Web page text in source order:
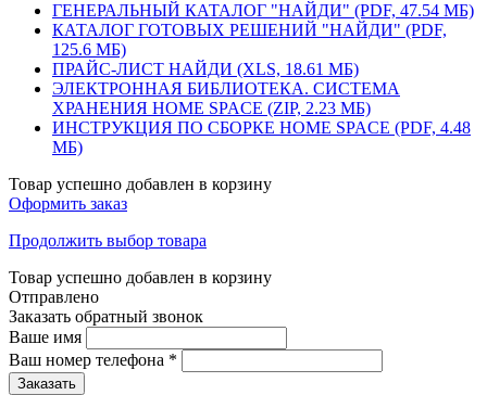
ГЕНЕРАЛЬНЫЙ КАТАЛОГ "НАЙДИ" (PDF, 47.54 МБ)
КАТАЛОГ ГОТОВЫХ РЕШЕНИЙ "НАЙДИ" (PDF,
125.6 МБ)
ПРАЙС-ЛИСТ НАЙДИ (XLS, 18.61 МБ)
ЭЛЕКТРОННАЯ БИБЛИОТЕКА. СИСТЕМА
ХРАНЕНИЯ HOME SPACE (ZIP, 2.23 МБ)
ИНСТРУКЦИЯ ПО СБОРКЕ HOME SPACE (PDF, 4.48
МБ)
Товар успешно добавлен в корзину
Оформить заказ
Продолжить выбор товара
Товар успешно добавлен в корзину
Отправлено
Заказать обратный звонок
Ваше имя
Ваш номер телефона *